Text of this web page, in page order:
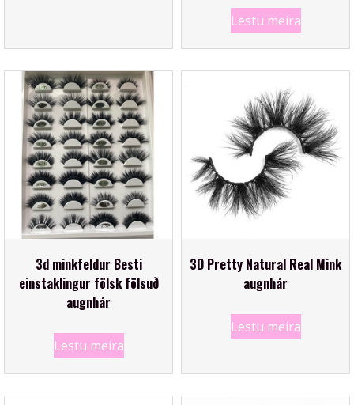
Lestu meira
3d minkfeldur Besti
einstaklingur fölsk fölsuð
augnhár
Lestu meira
3D Pretty Natural Real Mink
augnhár
Lestu meira